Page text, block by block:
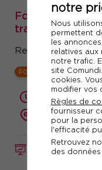
notre
Nous
permettent
les
relatives aux
notre trafic.
site
cookies.
modifier vos
Règles de
fournisseur
pour la
l'efficacité
Retrouvez
des
FORMATION
Formation :
traiter les
Respecter la
FORMATION
2 jours (14
présentiel ou